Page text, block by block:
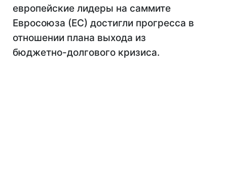
европейские лидеры на саммите
Евросоюза (ЕС) достигли прогресса в
отношении плана выхода из
бюджетно-долгового кризиса.